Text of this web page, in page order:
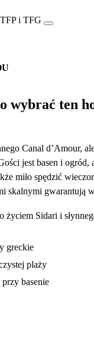
i TFG
wybrać ten
Canal d’Amour,
jest basen i ogród,
miło spędzić
skalnymi gwarantują
życiem Sidari i
greckie
plaży
basenie